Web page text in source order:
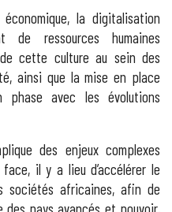
la digitalisation
de ressources humaines
cette culture au sein des
ainsi que la mise en place
phase avec les évolutions
des enjeux complexes
il y a lieu d’accélérer le
sociétés africaines, afin de